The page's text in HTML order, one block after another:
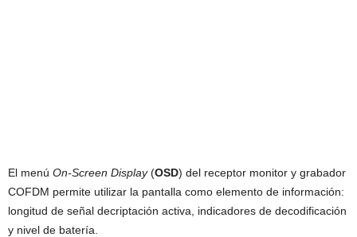
El menú On-Screen Display(OSD) del receptor monitor y grabador
COFDM permite utilizar la pantalla como elemento de información:
longitud de señal decriptación activa, indicadores de decodificación
y nivel de batería.